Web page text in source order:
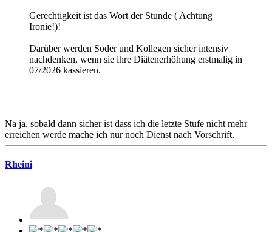
Gerechtigkeit ist das Wort der Stunde ( Achtung
Ironie!)!
Darüber werden Söder und Kollegen sicher intensiv
nachdenken, wenn sie ihre Diätenerhöhung erstmalig in
07/2026 kassieren.
Na ja, sobald dann sicher ist dass ich die letzte Stufe nicht mehr
erreichen werde mache ich nur noch Dienst nach Vorschrift.
Rheini